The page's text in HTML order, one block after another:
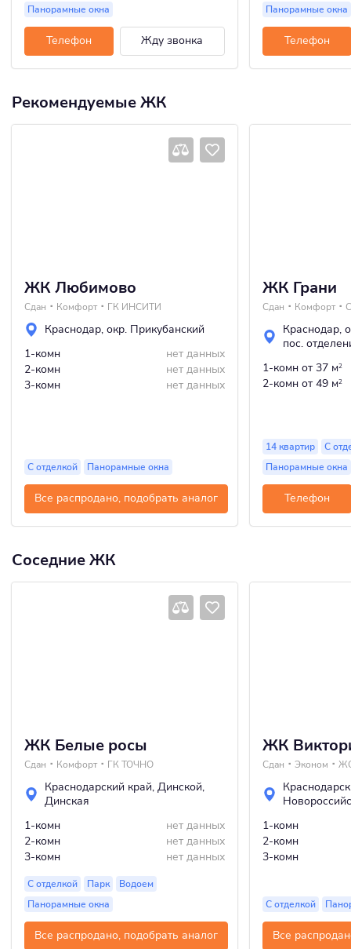
Панорамные окна
Телефон Жду звонка
Панорамные окна
Телефон
Рекомендуемые ЖК
ЖК Любимово
Сдан Комфорт ГК ИНСИТИ
Краснодар, окр. Прикубанский
1-комн
нет данных
2-комн
нет данных
3-комн
нет данных
С отделкой Панорамные окна
Все распродано, подобрать аналог
ЖК Грани
Сдан Комфорт
Краснодар,
пос.
1-комн от 37 м2
2-комн от 49 м2
14 квартир
С
Панорамные окна
Телефон
Соседние ЖК
ЖК Белые росы
Сдан Комфорт ГК ТОЧНО
Краснодарский край, Динской,
Динская
1-комн
нет данных
2-комн
нет данных
3-комн
нет данных
С отделкой Парк
Водоем
Панорамные окна
Все распродано, подобрать аналог
ЖК
Сдан Эконом
1-комн
2-комн
3-комн
С отделкой
Все